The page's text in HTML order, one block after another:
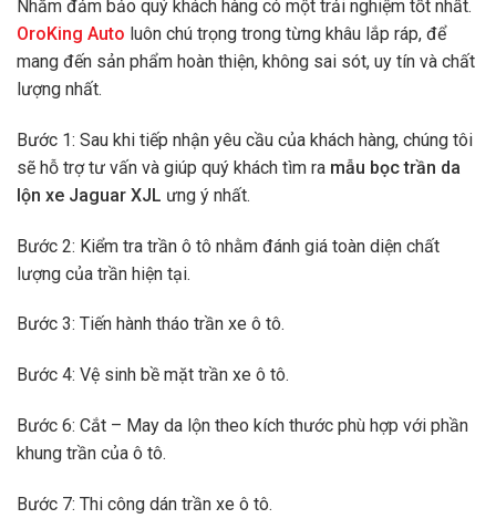
Nhằm đảm bảo quý khách hàng có một trải nghiệm tốt nhất.
OroKing Auto luôn chú trọng trong từng khâu lắp ráp, để
mang đến sản phẩm hoàn thiện, không sai sót, uy tín và chất
lượng nhất.
Bước 1: Sau khi tiếp nhận yêu cầu của khách hàng, chúng tôi
sẽ hỗ trợ tư vấn và giúp quý khách tìm ra mẫu bọc trần da
lộn xe Jaguar XJL ưng ý nhất.
Bước 2: Kiểm tra trần ô tô nhằm đánh giá toàn diện chất
lượng của trần hiện tại.
Bước 3: Tiến hành tháo trần xe ô tô.
Bước 4: Vệ sinh bề mặt trần xe ô tô.
Bước 6: Cắt – May da lộn theo kích thước phù hợp với phần
khung trần của ô tô.
Bước 7: Thi công dán trần xe ô tô.